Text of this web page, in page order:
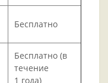
Бесплатно
Бесплатно (в
течение
1 года)